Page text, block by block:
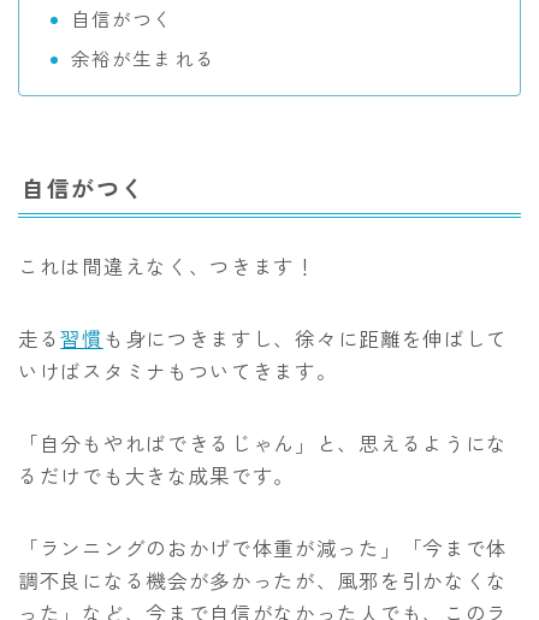
自信がつく
余裕が生まれる
自信がつく
これは間違えなく、つきます！
走る習慣も身につきますし、徐々に距離を伸ばして
いけばスタミナもついてきます。
「自分もやればできるじゃん」と、思えるようにな
るだけでも大きな成果です。
「ランニングのおかげで体重が減った」「今まで体
調不良になる機会が多かったが、風邪を引かなくな
った」など、今まで自信がなかった人でも、このラ